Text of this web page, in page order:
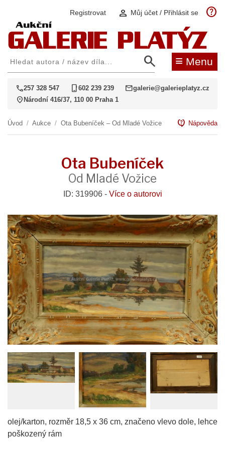
Registrovat person Můj účet / Přihlásit se help
search ≡ Menu
call257 328 547 phone_iphone602 239 239 mailgalerie@galerieplatyz.cz
location_on Národní 416/37, 110 00 Praha 1
Úvod / Aukce / Ota Bubeníček – Od Mladé Vožice contact_support Nápověda
Ota Bubeníček
Od Mladé Vožice
ID: 319906 - Více o autorovi
olej/karton, rozměr 18,5 x 36 cm, značeno vlevo dole, lehce
poškozený rám